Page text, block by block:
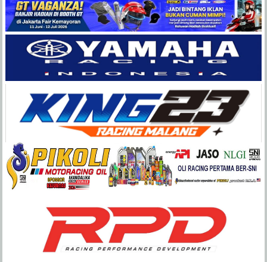
Balap
Paling
Lengkap